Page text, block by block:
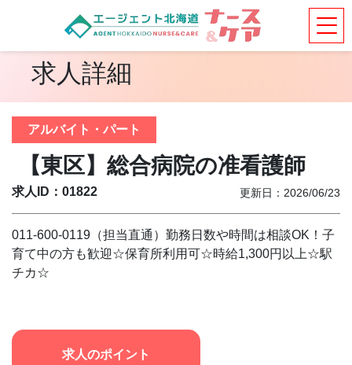
求人詳細
アルバイト・パート
【東区】総合病院の准看護師
求人ID：01822 更新日：2026/06/23
011-600-0119（担当直通）勤務日数や時間は相談OK！子
育て中の方も歓迎☆保育所利用可☆時給1,300円以上☆駅
チカ☆
求人のポイント